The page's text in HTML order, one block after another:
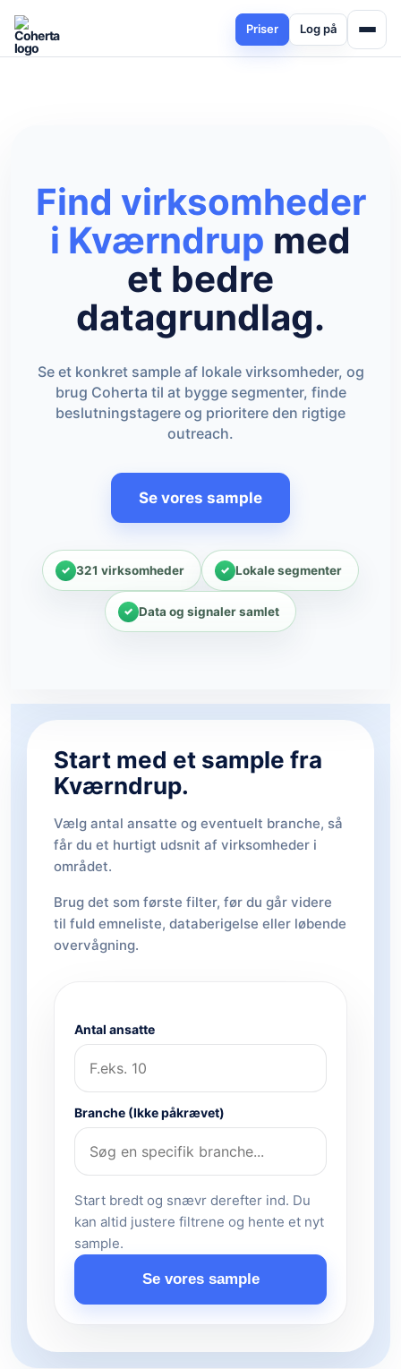
Priser Log på
Find virksomheder
i Kværndrup med
et bedre
datagrundlag.
Se et konkret sample af lokale virksomheder, og
brug Coherta til at bygge segmenter, finde
beslutningstagere og prioritere den rigtige
outreach.
Se vores sample
321 virksomheder Lokale segmenter
Data og signaler samlet
Start med et sample fra
Kværndrup.
Vælg antal ansatte og eventuelt branche, så
får du et hurtigt udsnit af virksomheder i
området.
Brug det som første filter, før du går videre
til fuld emneliste, databerigelse eller løbende
overvågning.
Antal ansatte
Branche (Ikke påkrævet)
Start bredt og snævr derefter ind. Du
kan altid justere filtrene og hente et nyt
sample.
Se vores sample